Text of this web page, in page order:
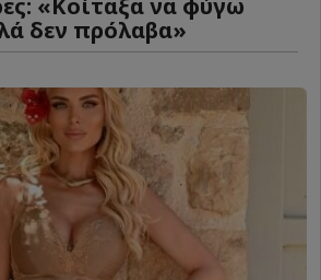
«Κοίταξα να φύγω
δεν πρόλαβα»